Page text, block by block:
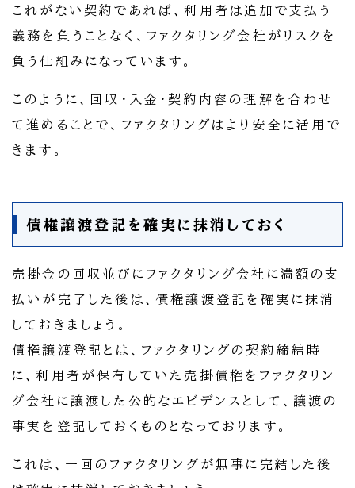
これがない契約であれば、利用者は追加で支払う
義務を負うことなく、ファクタリング会社がリスクを
負う仕組みになっています。
このように、回収・入金・契約内容の理解を合わせ
て進めることで、ファクタリングはより安全に活用で
きます。
債権譲渡登記を確実に抹消しておく
売掛金の回収並びにファクタリング会社に満額の支
払いが完了した後は、債権譲渡登記を確実に抹消
しておきましょう。
債権譲渡登記とは、ファクタリングの契約締結時
に、利用者が保有していた売掛債権をファクタリン
グ会社に譲渡した公的なエビデンスとして、譲渡の
事実を登記しておくものとなっております。
これは、一回のファクタリングが無事に完結した後